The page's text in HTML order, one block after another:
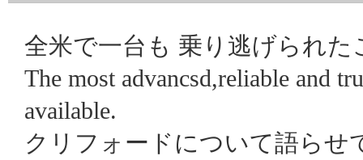
全米で一台も 乗り逃げられた
The most advancsd,reliable and
available.
クリフォードについて語らせ